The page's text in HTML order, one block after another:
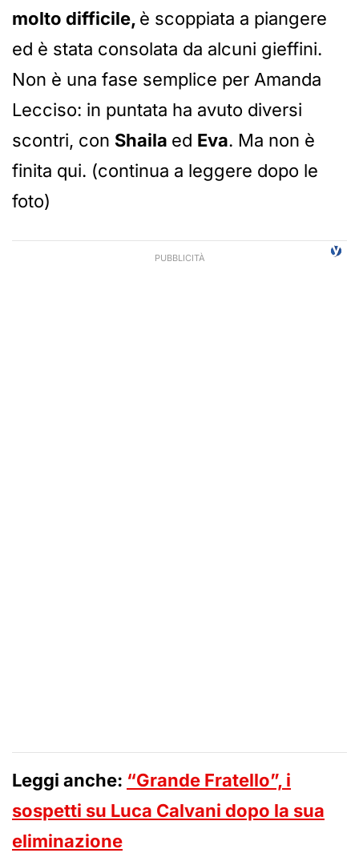
molto difficile, è scoppiata a piangere
ed è stata consolata da alcuni gieffini.
Non è una fase semplice per Amanda
Lecciso: in puntata ha avuto diversi
scontri, con Shaila ed Eva. Ma non è
finita qui. (continua a leggere dopo le
foto)
Leggi anche: “Grande Fratello”, i
sospetti su Luca Calvani dopo la sua
eliminazione